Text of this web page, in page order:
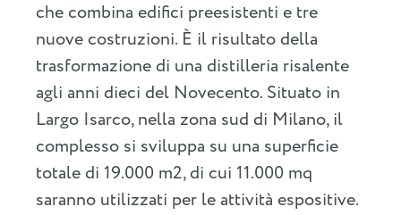
che combina edifici preesistenti e tre
nuove costruzioni. È il risultato della
trasformazione di una distilleria risalente
agli anni dieci del Novecento. Situato in
Largo Isarco, nella zona sud di Milano, il
complesso si sviluppa su una superficie
totale di 19.000 m2, di cui 11.000 mq
saranno utilizzati per le attività espositive.